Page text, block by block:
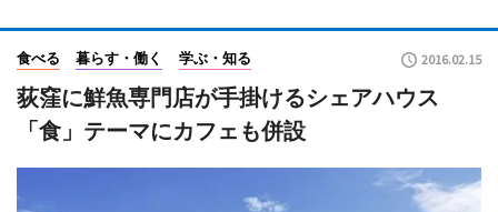
食べる 暮らす・働く 学ぶ・知る 2016.02.15
荻窪に鮮魚専門店が手掛けるシェアハウス
「食」テーマにカフェも併設